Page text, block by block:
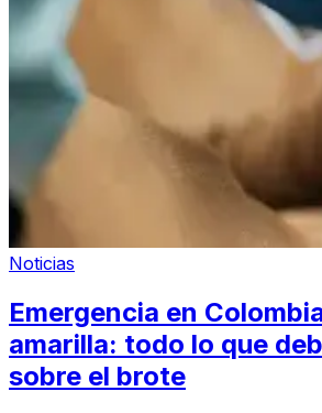
Noticias
Emergencia en
amarilla: todo lo que
sobre el brote